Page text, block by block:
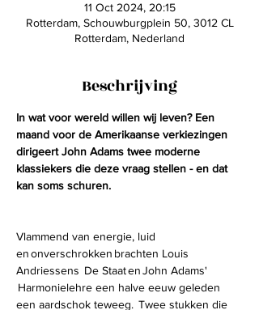
11 Oct 2024, 20:15
Rotterdam, Schouwburgplein 50, 3012 CL
Rotterdam, Nederland
Beschrijving
In wat voor wereld willen wij leven? Een
maand voor de Amerikaanse verkiezingen
dirigeert John Adams twee moderne
klassiekers die deze vraag stellen - en dat
kan soms schuren.
Vlammend van energie, luid
en onverschrokken brachten Louis
Andriessens  De Staat en John Adams'
Harmonielehre een halve eeuw geleden
een aardschok teweeg.  Twee stukken die